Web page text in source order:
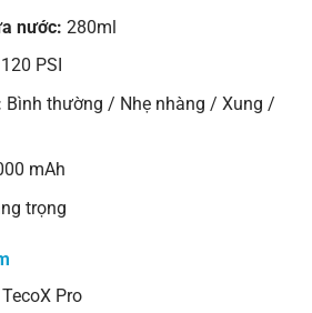
nước: 280ml
PSI
Bình thường / Nhẹ nhàng / Xung /
mAh
trọng
Pro